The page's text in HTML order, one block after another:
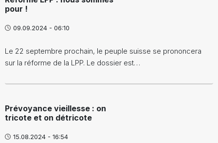
pour !
09.09.2024 - 06:10
Le 22 septembre prochain, le peuple suisse se prononcera
sur la réforme de la LPP. Le dossier est…
Prévoyance vieillesse : on
tricote et on détricote
15.08.2024 - 16:54